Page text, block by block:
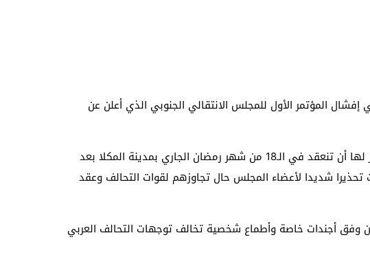
المؤتمر الأول للمجلس الانتقالي الجنوبي الذي أعلن عن
وفرضت المملكة العربية السعودية بالقوة على مسؤولي المجلس إلغاء انعقاد الجلسة الأولى التي كان من المقرر لها أن تنعقد في الـ18 من شهر رمضان الجاري بمدينة المكلا بعد
شديدا لأعضاء المجلس حال تجاوزهم لقوات التحالف وعقد
وفق أجندات خاصة وأطماع شخصية تخالف توجهات التحالف العربي